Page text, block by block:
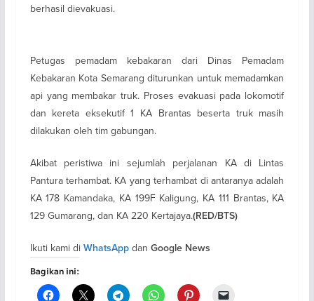
berhasil dievakuasi.
Petugas pemadam kebakaran dari Dinas Pemadam
Kebakaran Kota Semarang diturunkan untuk memadamkan
api yang membakar truk. Proses evakuasi pada lokomotif
dan kereta eksekutif 1 KA Brantas beserta truk masih
dilakukan oleh tim gabungan.
Akibat peristiwa ini sejumlah perjalanan KA di Lintas
Pantura terhambat. KA yang terhambat di antaranya adalah
KA 178 Kamandaka, KA 199F Kaligung, KA 111 Brantas, KA
129 Gumarang, dan KA 220 Kertajaya.(RED/BTS)
Ikuti kami di WhatsAppdan Google News
Bagikan ini: